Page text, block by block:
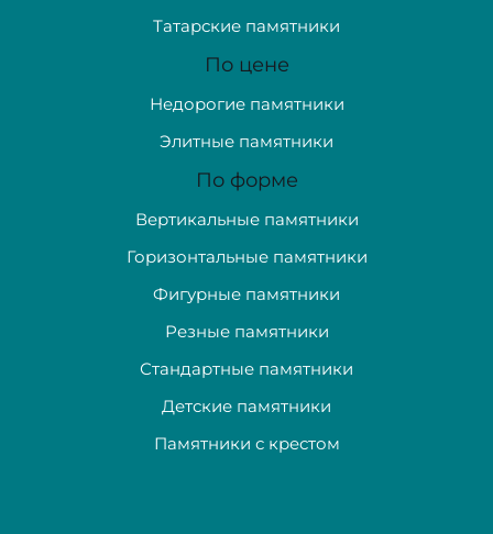
Татарские памятники
По цене
Недорогие памятники
Элитные памятники
По форме
Вертикальные памятники
Горизонтальные памятники
Фигурные памятники
Резные памятники
Стандартные памятники
Детские памятники
Памятники с крестом